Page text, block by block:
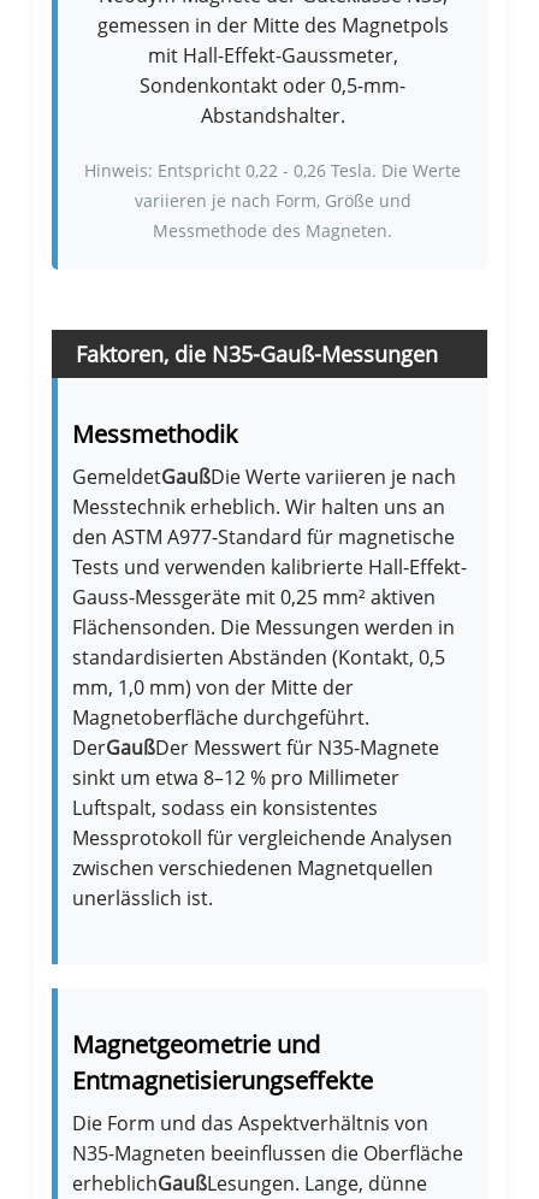
gemessen in der Mitte des Magnetpols
mit Hall-Effekt-Gaussmeter,
Sondenkontakt oder 0,5-mm-
Abstandshalter.
Hinweis: Entspricht 0,22 - 0,26 Tesla. Die Werte
variieren je nach Form, Größe und
Messmethode des Magneten.
Faktoren, die N35-Gauß-Messungen
Messmethodik
GemeldetGaußDie Werte variieren je nach
Messtechnik erheblich. Wir halten uns an
den ASTM A977-Standard für magnetische
Tests und verwenden kalibrierte Hall-Effekt-
Gauss-Messgeräte mit 0,25 mm² aktiven
Flächensonden. Die Messungen werden in
standardisierten Abständen (Kontakt, 0,5
mm, 1,0 mm) von der Mitte der
Magnetoberfläche durchgeführt.
DerGaußDer Messwert für N35-Magnete
sinkt um etwa 8–12 % pro Millimeter
Luftspalt, sodass ein konsistentes
Messprotokoll für vergleichende Analysen
zwischen verschiedenen Magnetquellen
unerlässlich ist.
Magnetgeometrie und
Entmagnetisierungseffekte
Die Form und das Aspektverhältnis von
N35-Magneten beeinflussen die Oberfläche
erheblichGaußLesungen. Lange, dünne